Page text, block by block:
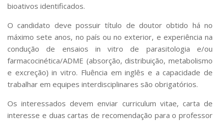
bioativos identificados.
O candidato deve possuir título de doutor obtido há no
máximo sete anos, no país ou no exterior, e experiência na
condução de ensaios in vitro de parasitologia e/ou
farmacocinética/ADME (absorção, distribuição, metabolismo
e excreção)in vitro. Fluência em inglês e a capacidade de
trabalhar em equipes interdisciplinares são obrigatórios.
Os interessados devem enviar curriculum vitae, carta de
interesse e duas cartas de recomendação para o professor